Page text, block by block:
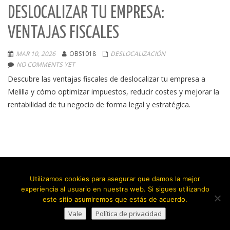
DESLOCALIZAR TU EMPRESA:
VENTAJAS FISCALES
MAR 10, 2026 OBS1018
DESLOCALIZACIÓN
NO COMMENTS YET
Descubre las ventajas fiscales de deslocalizar tu empresa a
Melilla y cómo optimizar impuestos, reducir costes y mejorar la
rentabilidad de tu negocio de forma legal y estratégica.
Copyright © 2026.
Utilizamos cookies para asegurar que damos la mejor
experiencia al usuario en nuestra web. Si sigues utilizando
este sitio asumiremos que estás de acuerdo.
Vale Política de privacidad